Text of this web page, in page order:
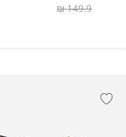
149.9 ₪